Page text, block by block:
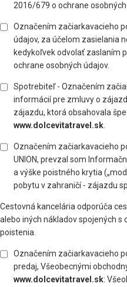
2016/679 o ochrane osobných
Označením začiarkavacieho
údajov, za účelom zasielania
kedykoľvek odvolať zaslaním
ochrane osobných údajov.
Spotrebiteľ - Označením
informácií pre zmluvy o
zájazdu, ktorá obsahovala
www.dolcevitatravel.sk
Označením začiarkavacieho
UNION, prevzal som
a výške poistného krytia
pobytu v zahraničí - zájazdu
Cestovná kancelária odporúča
alebo iných nákladov spojených
poistenia.
Označením začiarkavacieho
predaj, Všeobecnými
www.dolcevitatravel.sk: